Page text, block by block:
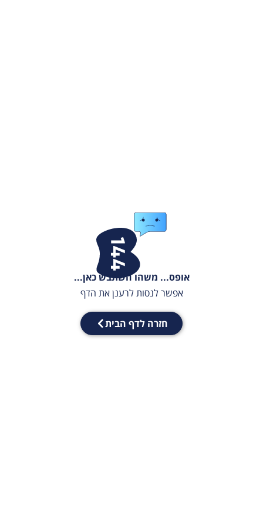
אופס... משהו השתבש כאן...
אפשר לנסות לרענן את הדף
חזרה לדף הבית